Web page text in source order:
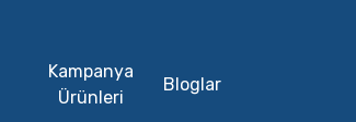
Kampanya
Ürünleri
Bloglar